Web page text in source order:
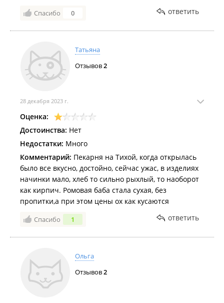
Спасибо 0 ответить
Татьяна
Отзывов2
28 декабря 2023 г.
Оценка:
Достоинства: Нет
Недостатки: Много
Комментарий: Пекарня на Тихой, когда открылась
было все вкусно, достойно, сейчас ужас, в изделиях
начинки мало, хлеб то сильно рыхлый, то наоборот
как кирпич. Ромовая баба стала сухая, без
пропитки,а при этом цены ох как кусаются
Спасибо 1 ответить
Ольга
Отзывов2